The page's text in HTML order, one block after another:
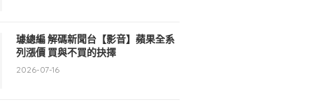
璩總編 解碼新聞台【影音】蘋果全系
列漲價 買與不買的抉擇
2026-07-16